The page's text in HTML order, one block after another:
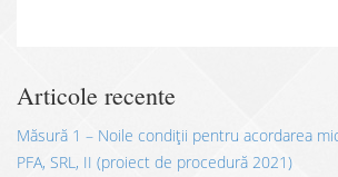
Articole recente
Măsură 1 – Noile condiții pentru acordarea
PFA, SRL, II (proiect de procedură 2021)